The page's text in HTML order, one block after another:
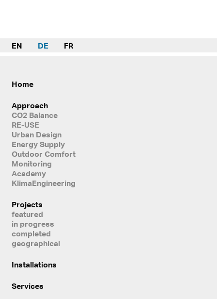
EN DE FR
Home
Approach
CO2 Balance
RE-USE
Urban Design
Energy Supply
Outdoor Comfort
Monitoring
Academy
KlimaEngineering
Projects
featured
in progress
completed
geographical
Installations
Services